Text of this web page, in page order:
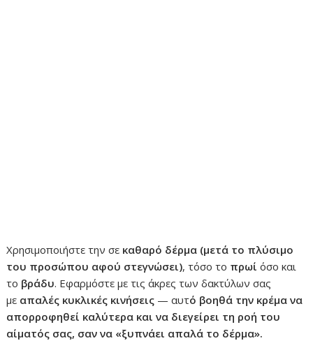
Χρησιμοποιήστε την σε καθαρό δέρμα (μετά το πλύσιμο
του προσώπου αφού στεγνώσει), τόσο το πρωί όσο και
το βράδυ. Εφαρμόστε με τις άκρες των δακτύλων σας
με απαλές κυκλικές κινήσεις — αυτό βοηθά την κρέμα να
απορροφηθεί καλύτερα και να διεγείρει τη ροή του
αίματός σας, σαν να «ξυπνάει απαλά το δέρμα».